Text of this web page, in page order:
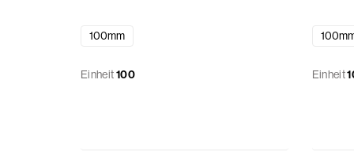
100mm
Einheit100 Einheit